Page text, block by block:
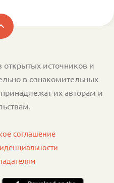
источников и
в ознакомительных
их авторам и
соглашение